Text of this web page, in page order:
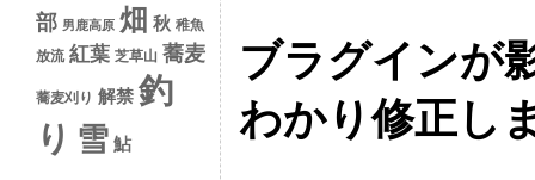
部 男鹿高原 畑 秋 稚魚
放流 紅葉 芝草山 蕎麦
蕎麦刈り 解禁 釣
り 雪 鮎
ブラグインが
わかり修正し